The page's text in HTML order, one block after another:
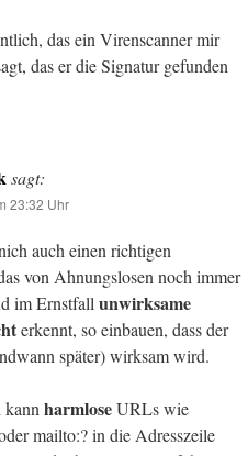
das ein Virenscanner mir
das er die Signatur gefunden
sagt:
23:32 Uhr
auch einen richtigen
von Ahnungslosen noch immer
im Ernstfallunwirksame
erkennt, so einbauen, dass der
später) wirksam wird.
kannharmloseURLs wie
mailto:? in die Adresszeile